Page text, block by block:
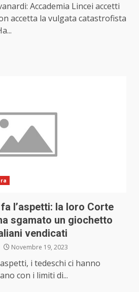
Accademia Lincei accetti
accetta la vulgata catastrofista
l’aspetti: la loro Corte
sgamato un giochetto
vendicati
Novembre 19, 2023
i tedeschi ci hanno
con i limiti di...